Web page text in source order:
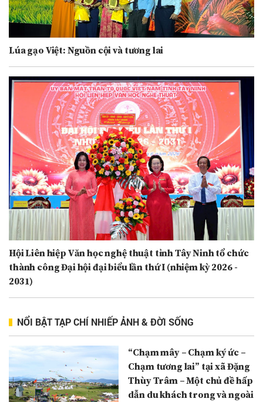
Lúa gạo Việt: Nguồn cội và tương lai
Hội Liên hiệp Văn học nghệ thuật tỉnh Tây Ninh tổ chức
thành công Đại hội đại biểu lần thứ I (nhiệm kỳ 2026 -
2031)
NỔI BẬT TẠP CHÍ NHIẾP ẢNH & ĐỜI SỐNG
“Chạm mây – Chạm ký ức –
Chạm tương lai” tại xã Đặng
Thùy Trâm – Một chủ đề hấp
dẫn du khách trong và ngoài